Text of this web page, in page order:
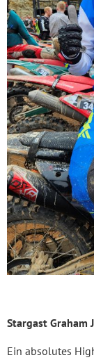
Stargast Graham
Ein absolutes